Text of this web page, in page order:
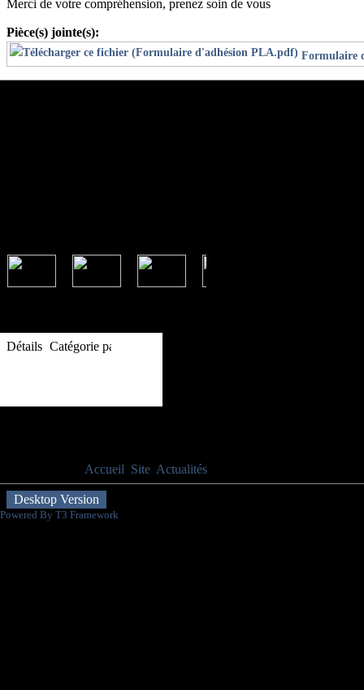
Merci de votre compréhension, prenez soin de vous
Pièce(s) jointe(s):
Formulaire
Détails Catégorie parente:
Accueil Site Actualités
Desktop Version
Powered By T3 Framework